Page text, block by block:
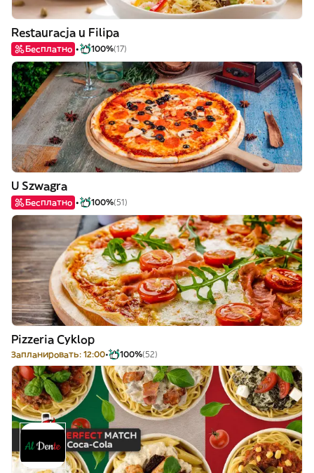
Restauracja u Filipa
Бесплатно 100%(17)
U Szwagra
Бесплатно 100%(51)
Pizzeria Cyklop
Запланировать: 12:00 100%(52)